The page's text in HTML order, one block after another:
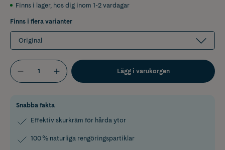
Finns i lager, hos dig inom 1-2 vardagar
Finns i flera varianter
Original
Lägg i varukorgen
Snabba fakta
Effektiv skurkräm för hårda ytor
100 % naturliga rengöringspartiklar